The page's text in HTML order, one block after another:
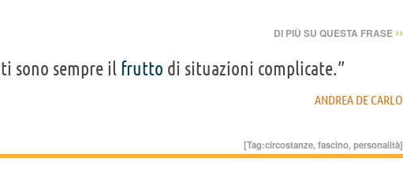
DI PIÙ SU QUESTA FRASE ››
sono sempre il frutto di situazioni complicate.”
ANDREA DE CARLO
[Tag:circostanze,fascino,personalità]